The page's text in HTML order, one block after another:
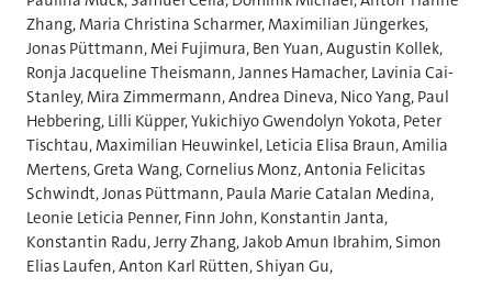
Zhang, Maria Christina Scharmer, Maximilian Jüngerkes,
Jonas Püttmann, Mei Fujimura, Ben Yuan, Augustin Kollek,
Ronja Jacqueline Theismann, Jannes Hamacher, Lavinia Cai-
Stanley, Mira Zimmermann, Andrea Dineva, Nico Yang, Paul
Hebbering, Lilli Küpper, Yukichiyo Gwendolyn Yokota, Peter
Tischtau, Maximilian Heuwinkel, Leticia Elisa Braun, Amilia
Mertens, Greta Wang, Cornelius Monz, Antonia Felicitas
Schwindt, Jonas Püttmann, Paula Marie Catalan Medina,
Leonie Leticia Penner, Finn John, Konstantin Janta,
Konstantin Radu, Jerry Zhang, Jakob Amun Ibrahim, Simon
Elias Laufen, Anton Karl Rütten, Shiyan Gu,